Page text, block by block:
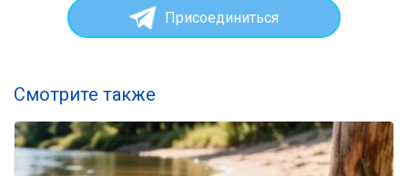
Присоединиться
Смотрите также